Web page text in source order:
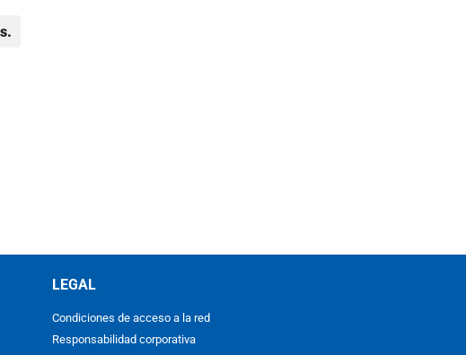
LEGAL
Condiciones de acceso a la red
Responsabilidad corporativa